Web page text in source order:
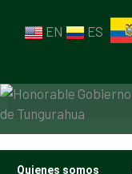
EN ES
Quienes somos